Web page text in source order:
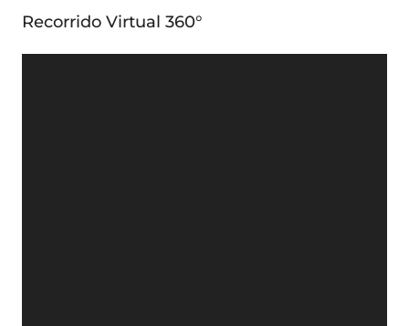
Recorrido Virtual 360°